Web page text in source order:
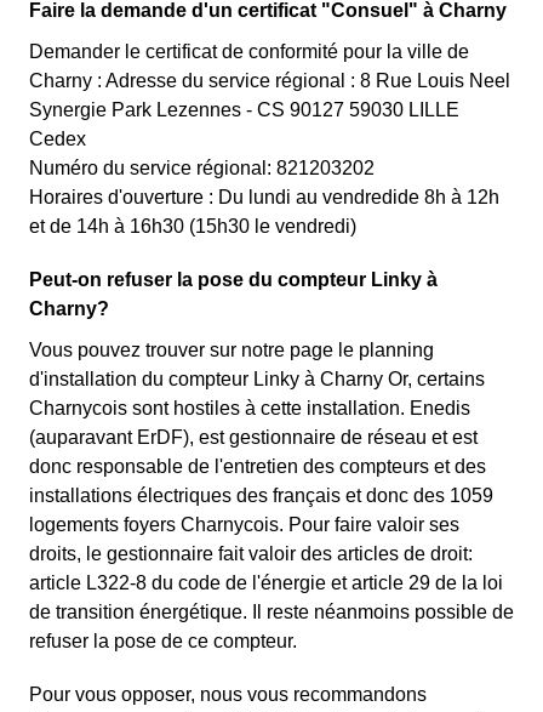
Faire la demande d'un certificat "Consuel" à Charny
Demander le certificat de conformité pour la ville de
Charny : Adresse du service régional : 8 Rue Louis Neel
Synergie Park Lezennes - CS 90127 59030 LILLE
Cedex
Numéro du service régional: 821203202
Horaires d'ouverture : Du lundi au vendredide 8h à 12h
et de 14h à 16h30 (15h30 le vendredi)
Peut-on refuser la pose du compteur Linky à
Charny?
Vous pouvez trouver sur notre page le planning
d'installation du compteur Linky à Charny Or, certains
Charnycois sont hostiles à cette installation. Enedis
(auparavant ErDF), est gestionnaire de réseau et est
donc responsable de l'entretien des compteurs et des
installations électriques des français et donc des 1059
logements foyers Charnycois. Pour faire valoir ses
droits, le gestionnaire fait valoir des articles de droit:
article L322-8 du code de l'énergie et article 29 de la loi
de transition énergétique. Il reste néanmoins possible de
refuser la pose de ce compteur.
Pour vous opposer, nous vous recommandons